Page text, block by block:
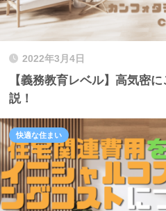
2022年3月4日
【義務教育レベル】高気密
説！
快適な住まい